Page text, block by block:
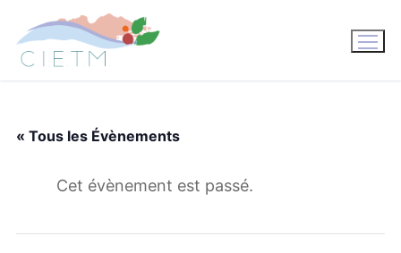
contenu
« Tous les Évènements
Cet évènement est passé.